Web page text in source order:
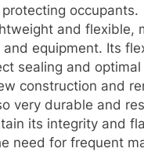
occupants.
and flexible,
equipment. Its
sealing and
construction and
very durable and
its integrity and
need for frequent